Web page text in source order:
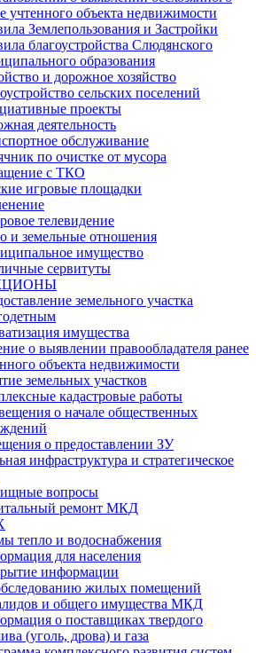
учтенного объекта недвижимости
Землепользования и Застройки
благоустройства Слюдянского
образования
и дорожное хозяйство
сельских поселений
проекты
деятельность
обслуживание
по очистке от мусора
с ТКО
игровые площадки
телевидение
и земельные отношения
имущество
сервитуты
земельного участка
имущества
о выявлении правообладателя ранее
объекта недвижимости
земельных участков
кадастровые работы
о начале общественных
о предоставлении ЗУ
инфраструктура и стратегическое
вопросы
ремонт МКД
тепло и водоснабжения
для населения
информации
жилых помещений
и общего имущества МКД
о поставщиках твердого
(уголь, дрова) и газа